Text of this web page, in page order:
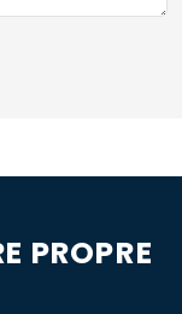
PROPRE